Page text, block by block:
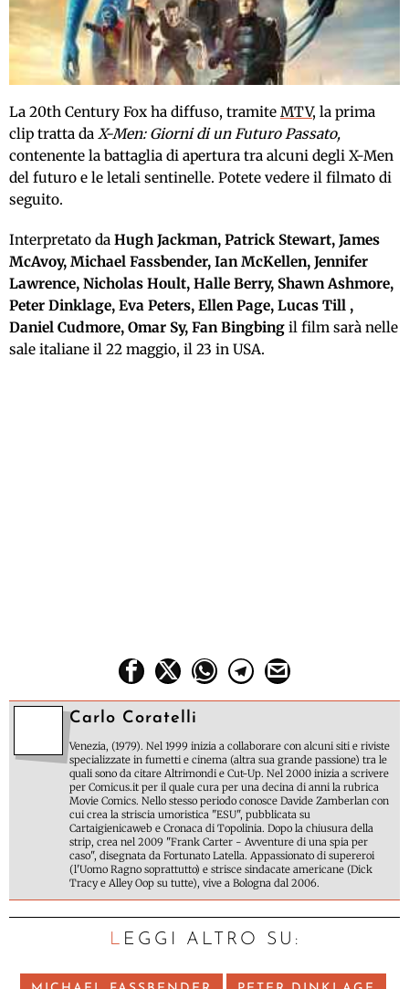
La 20th Century Fox ha diffuso, tramite MTV, la prima
clip tratta da X-Men: Giorni di un Futuro Passato,
contenente la battaglia di apertura tra alcuni degli X-Men
del futuro e le letali sentinelle. Potete vedere il filmato di
seguito.
Interpretato da Hugh Jackman, Patrick Stewart, James
McAvoy, Michael Fassbender, Ian McKellen, Jennifer
Lawrence, Nicholas Hoult, Halle Berry, Shawn Ashmore,
Peter Dinklage, Eva Peters, Ellen Page, Lucas Till ,
Daniel Cudmore, Omar Sy, Fan Bingbing il film sarà nelle
sale italiane il 22 maggio, il 23 in USA.
Carlo Coratelli
Venezia, (1979). Nel 1999 inizia a collaborare con alcuni siti e riviste
specializzate in fumetti e cinema (altra sua grande passione) tra le
quali sono da citare Altrimondi e Cut-Up. Nel 2000 inizia a scrivere
per Comicus.it per il quale cura per una decina di anni la rubrica
Movie Comics. Nello stesso periodo conosce Davide Zamberlan con
cui crea la striscia umoristica "ESU", pubblicata su
Cartaigienicaweb e Cronaca di Topolinia. Dopo la chiusura della
strip, crea nel 2009 "Frank Carter - Avventure di una spia per
caso", disegnata da Fortunato Latella. Appassionato di supereroi
(l'Uomo Ragno soprattutto) e strisce sindacate americane (Dick
Tracy e Alley Oop su tutte), vive a Bologna dal 2006.
LEGGI ALTRO SU: